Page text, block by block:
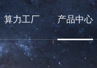
算力工厂 产品中心